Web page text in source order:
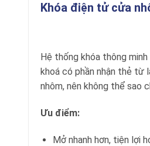
Khóa điện tử cửa
Hệ thống khóa thông
khoá có phần nhận thẻ từ
nhôm, nên không thể sao
Ưu điểm:
Mở nhanh hơn, tiện lợi